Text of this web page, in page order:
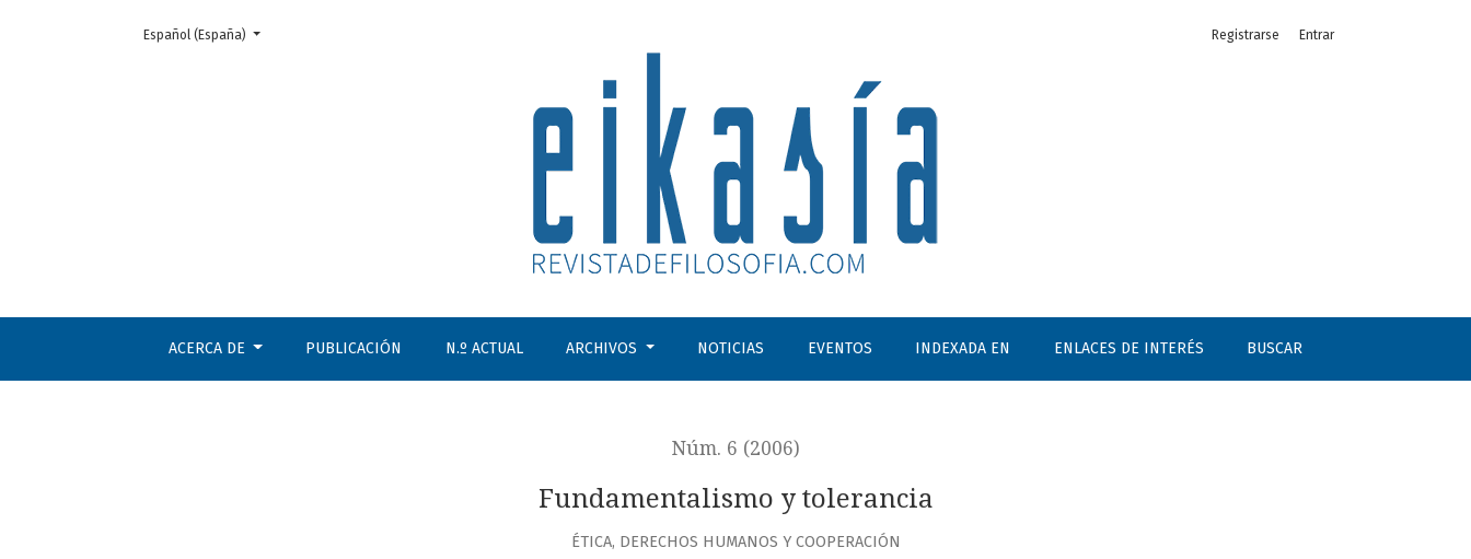
Fundamentalismo y tolerancia
Registrarse Entrar
Cambiar el idioma. El actual es:
Español (España)
ACERCA DE PUBLICACIÓN N.º ACTUAL ARCHIVOS NOTICIAS EVENTOS INDEXADA EN ENLACES DE INTERÉS BUSCAR
Núm. 6 (2006)
Fundamentalismo y tolerancia
ÉTICA, DERECHOS HUMANOS Y COOPERACIÓN